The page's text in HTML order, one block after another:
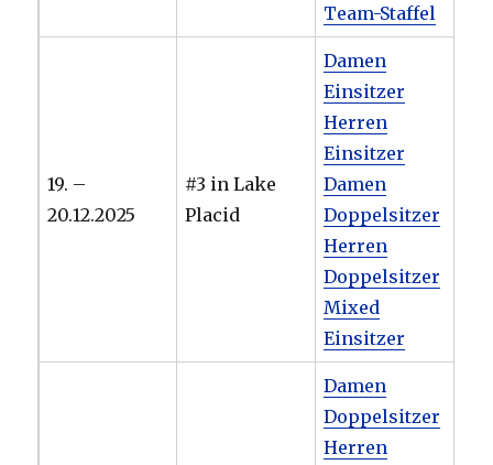
Team-Staffel
19. –
20.12.2025
#3 in Lake
Placid
Damen
Einsitzer
Herren
Einsitzer
Damen
Doppelsitzer
Herren
Doppelsitzer
Mixed
Einsitzer
Damen
Doppelsitzer
Herren